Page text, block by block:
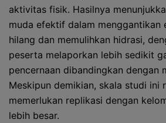
aktivitas fisik. Hasilnya
muda efektif dalam menggantikan
hilang dan memulihkan hidrasi,
peserta melaporkan lebih sedikit
pencernaan dibandingkan dengan
Meskipun demikian, skala studi ini
memerlukan replikasi dengan
lebih besar.